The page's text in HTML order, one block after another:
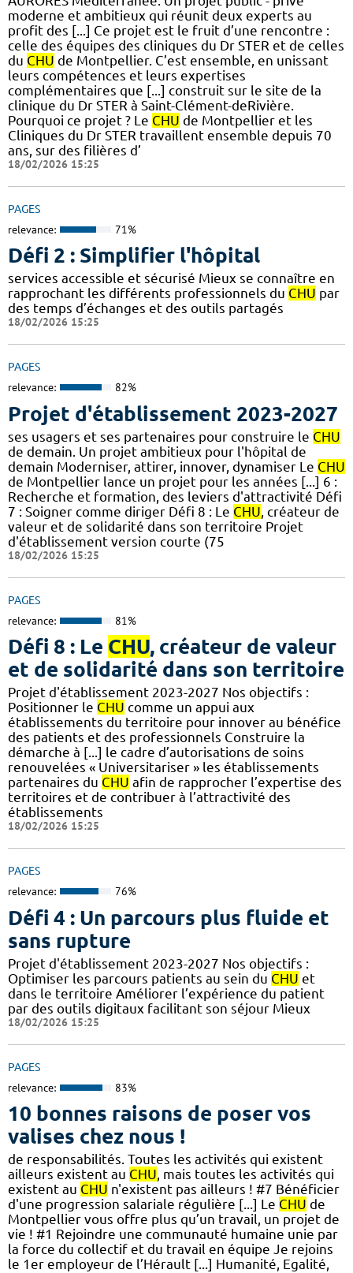
moderne et ambitieux qui réunit deux experts au
profit des [...] Ce projet est le fruit d’une rencontre :
celle des équipes des cliniques du Dr STER et de celles
du CHU de Montpellier. C’est ensemble, en unissant
leurs compétences et leurs expertises
complémentaires que [...] construit sur le site de la
clinique du Dr STER à Saint-Clément-deRivière.
Pourquoi ce projet ? Le CHU de Montpellier et les
Cliniques du Dr STER travaillent ensemble depuis 70
ans, sur des filières d’
18/02/2026 15:25
PAGES
relevance: 71%
Défi 2 : Simplifier l'hôpital
services accessible et sécurisé Mieux se connaître en
rapprochant les différents professionnels du CHU par
des temps d’échanges et des outils partagés
18/02/2026 15:25
PAGES
relevance: 82%
Projet d'établissement 2023-2027
ses usagers et ses partenaires pour construire le CHU
de demain. Un projet ambitieux pour l'hôpital de
demain Moderniser, attirer, innover, dynamiser Le CHU
de Montpellier lance un projet pour les années [...] 6 :
Recherche et formation, des leviers d'attractivité Défi
7 : Soigner comme diriger Défi 8 : Le CHU , créateur de
valeur et de solidarité dans son territoire Projet
d'établissement version courte (75
18/02/2026 15:25
PAGES
relevance: 81%
Défi 8 : Le CHU, créateur de valeur
et de solidarité dans son territoire
Projet d'établissement 2023-2027 Nos objectifs :
Positionner le CHU comme un appui aux
établissements du territoire pour innover au bénéfice
des patients et des professionnels Construire la
démarche à [...] le cadre d’autorisations de soins
renouvelées « Universitariser » les établissements
partenaires du CHU afin de rapprocher l’expertise des
territoires et de contribuer à l’attractivité des
établissements
18/02/2026 15:25
PAGES
relevance: 76%
Défi 4 : Un parcours plus fluide et
sans rupture
Projet d'établissement 2023-2027 Nos objectifs :
Optimiser les parcours patients au sein du CHU et
dans le territoire Améliorer l’expérience du patient
par des outils digitaux facilitant son séjour Mieux
18/02/2026 15:25
PAGES
relevance: 83%
10 bonnes raisons de poser vos
valises chez nous !
de responsabilités. Toutes les activités qui existent
ailleurs existent au CHU, mais toutes les activités qui
existent au CHU n'existent pas ailleurs ! #7 Bénéficier
d'une progression salariale régulière [...] Le CHU de
Montpellier vous offre plus qu’un travail, un projet de
vie ! #1 Rejoindre une communauté humaine unie par
la force du collectif et du travail en équipe Je rejoins
le 1er employeur de l’Hérault [...] Humanité, Egalité,